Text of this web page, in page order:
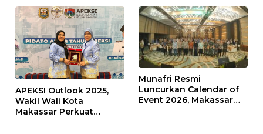
APEKSI Outlook 2025,
Wakil Wali Kota
Makassar Perkuat
Munafri Resmi
Luncurkan Calendar of
Event 2026, Makassar